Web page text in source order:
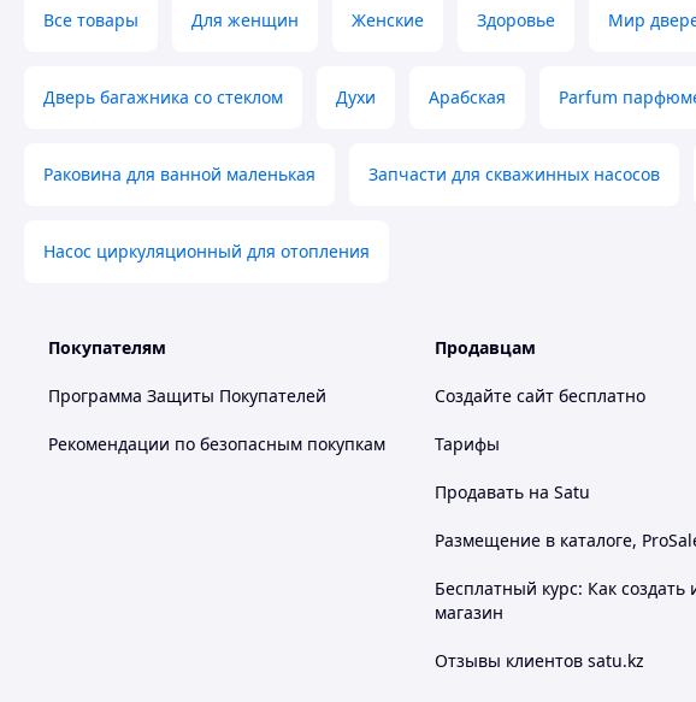
Все товары Для женщин Женские Здоровье Мир
Дверь багажника со стеклом Духи Арабская Parfum
Раковина для ванной маленькая Запчасти для скважинных насосов
Насос циркуляционный для отопления
Покупателям
Программа Защиты Покупателей
Рекомендации по безопасным покупкам
Продавцам
Создайте сайт бесплатно
Тарифы
Продавать на Satu
Размещение в каталоге,
Бесплатный курс: Как создать
магазин
Отзывы клиентов satu.kz